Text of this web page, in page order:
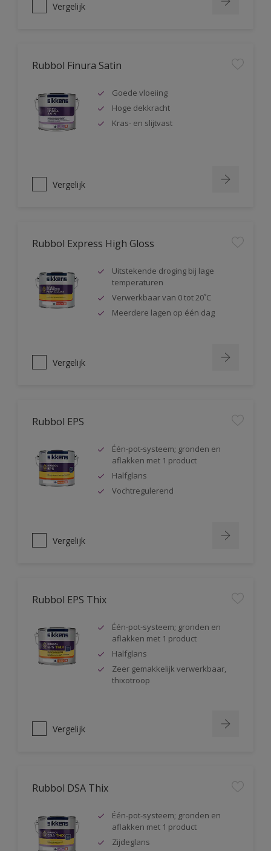
Vergelijk
Rubbol Finura Satin
Goede vloeiing
Hoge dekkracht
Kras- en slijtvast
Vergelijk
Rubbol Express High Gloss
Uitstekende droging bij lage
temperaturen
Verwerkbaar van 0 tot 20˚C
Meerdere lagen op één dag
Vergelijk
Rubbol EPS
Één-pot-systeem; gronden en
aflakken met 1 product
Halfglans
Vochtregulerend
Vergelijk
Rubbol EPS Thix
Één-pot-systeem; gronden en
aflakken met 1 product
Halfglans
Zeer gemakkelijk verwerkbaar,
thixotroop
Vergelijk
Rubbol DSA Thix
Één-pot-systeem; gronden en
aflakken met 1 product
Zijdeglans